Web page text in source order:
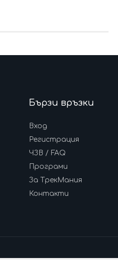
Бързи връзки
Вход
Регистрация
ЧЗВ / FAQ
Програми
За ТрекМания
Контакти